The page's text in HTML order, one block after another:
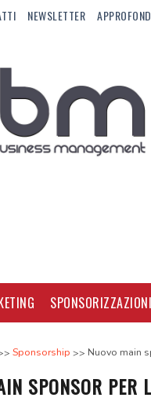
NEWSLETTER
SPONSORIZZAZIONI
Sponsorship Nuovo main
SPONSOR PER